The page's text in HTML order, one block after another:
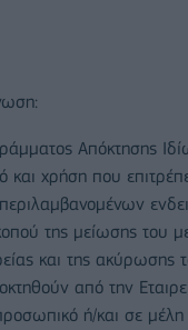
Απόκτησης
και χρήση που
της μείωσης του
και της ακύρωσης
από την
ή/και σε μέλη